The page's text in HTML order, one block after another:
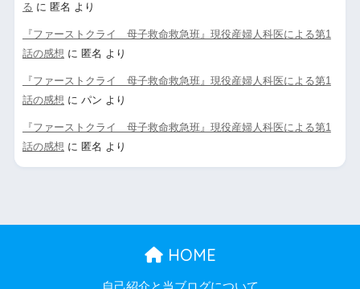
る に 匿名 より
『ファーストクライ 母子救命救急班』現役産婦人科医による第1
話の感想 に 匿名 より
『ファーストクライ 母子救命救急班』現役産婦人科医による第1
話の感想 に パン より
『ファーストクライ 母子救命救急班』現役産婦人科医による第1
話の感想 に 匿名 より
HOME